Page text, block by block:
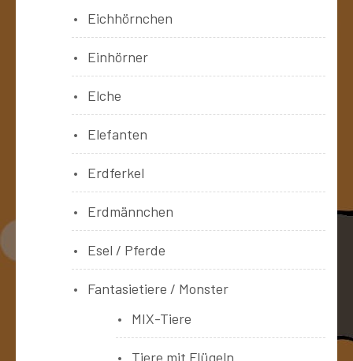
Eichhörnchen
Einhörner
Elche
Elefanten
Erdferkel
Erdmännchen
Esel / Pferde
Fantasietiere / Monster
MIX-Tiere
Tiere mit Flügeln